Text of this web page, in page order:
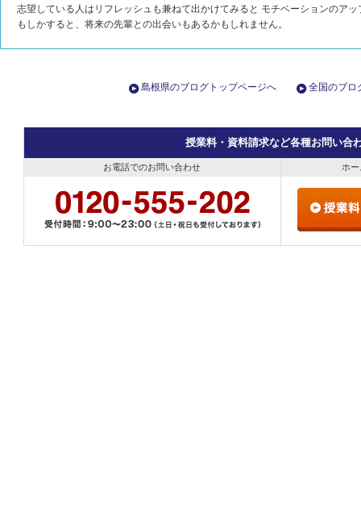
志望している人はリフレッシュも兼ねて出かけてみると モチベーションのア
もしかすると、将来の先輩との出会いもあるかもしれません。
島根県のブログトップページへ 全国のブロ
授業料・資料請求など各種お問い合
お電話でのお問い合わせ ホ